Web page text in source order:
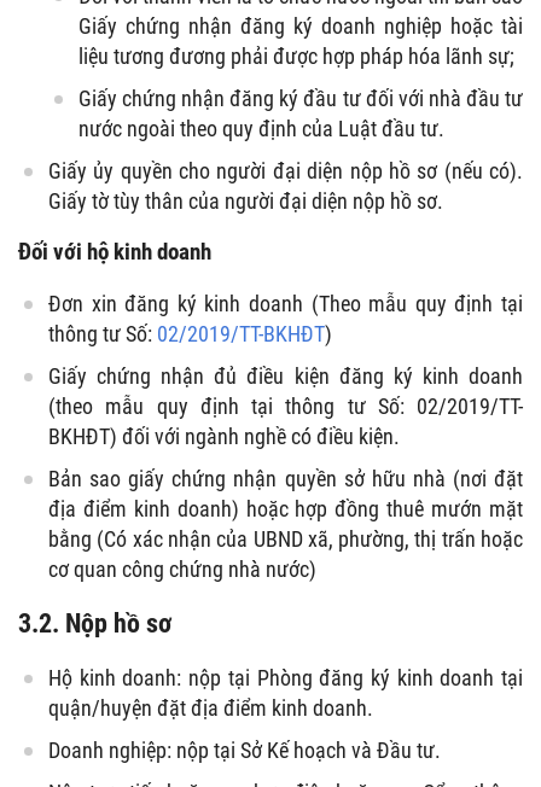
Giấy chứng nhận đăng ký doanh nghiệp hoặc tài
liệu tương đương phải được hợp pháp hóa lãnh sự;
Giấy chứng nhận đăng ký đầu tư đối với nhà đầu tư
nước ngoài theo quy định của Luật đầu tư.
Giấy ủy quyền cho người đại diện nộp hồ sơ (nếu có).
Giấy tờ tùy thân của người đại diện nộp hồ sơ.
Đối với hộ kinh doanh
Đơn xin đăng ký kinh doanh (Theo mẫu quy định tại
thông tư Số: 02/2019/TT-BKHĐT)
Giấy chứng nhận đủ điều kiện đăng ký kinh doanh
(theo mẫu quy định tại thông tư Số: 02/2019/TT-
BKHĐT) đối với ngành nghề có điều kiện.
Bản sao giấy chứng nhận quyền sở hữu nhà (nơi đặt
địa điểm kinh doanh) hoặc hợp đồng thuê mướn mặt
bằng (Có xác nhận của UBND xã, phường, thị trấn hoặc
cơ quan công chứng nhà nước)
3.2. Nộp hồ sơ
Hộ kinh doanh: nộp tại Phòng đăng ký kinh doanh tại
quận/huyện đặt địa điểm kinh doanh.
Doanh nghiệp: nộp tại Sở Kế hoạch và Đầu tư.